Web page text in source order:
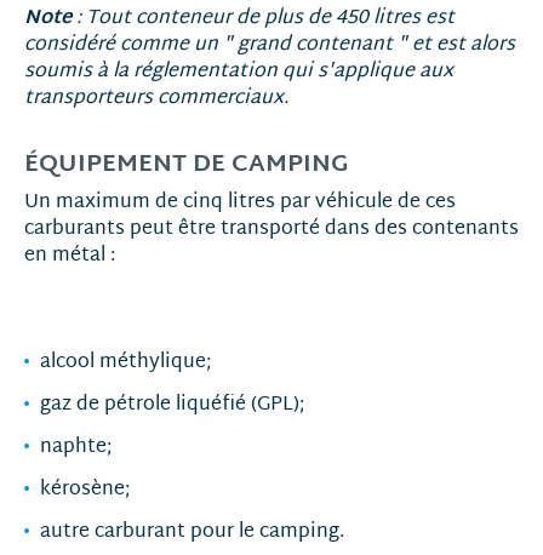
Note: Tout conteneur de plus de 450 litres est
considéré comme un " grand contenant " et est alors
soumis à la réglementation qui s'applique aux
transporteurs commerciaux.
ÉQUIPEMENT DE CAMPING
Un maximum de cinq litres par véhicule de ces
carburants peut être transporté dans des contenants
en métal :
alcool méthylique;
gaz de pétrole liquéfié (GPL);
naphte;
kérosène;
autre carburant pour le camping.